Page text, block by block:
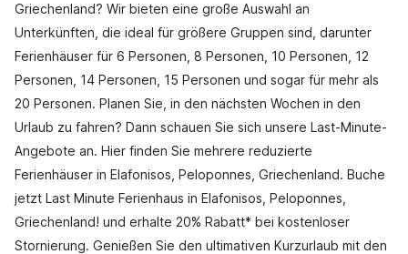
Griechenland? Wir bieten eine große Auswahl an
Unterkünften, die ideal für größere Gruppen sind, darunter
Ferienhäuser für 6 Personen, 8 Personen, 10 Personen, 12
Personen, 14 Personen, 15 Personen und sogar für mehr als
20 Personen. Planen Sie, in den nächsten Wochen in den
Urlaub zu fahren? Dann schauen Sie sich unsere Last-Minute-
Angebote an. Hier finden Sie mehrere reduzierte
Ferienhäuser in Elafonisos, Peloponnes, Griechenland. Buche
jetzt Last Minute Ferienhaus in Elafonisos, Peloponnes,
Griechenland! und erhalte 20% Rabatt* bei kostenloser
Stornierung. Genießen Sie den ultimativen Kurzurlaub mit den